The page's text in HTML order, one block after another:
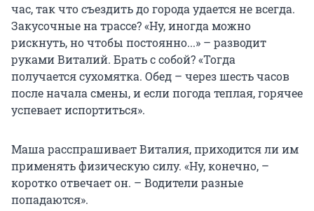
час, так что съездить до города удается не всегда.
Закусочные на трассе? «Ну, иногда можно
рискнуть, но чтобы постоянно...» – разводит
руками Виталий. Брать с собой? «Тогда
получается сухомятка. Обед – через шесть часов
после начала смены, и если погода теплая, горячее
успевает испортиться».
Маша расспрашивает Виталия, приходится ли им
применять физическую силу. «Ну, конечно, –
коротко отвечает он. – Водители разные
попадаются».